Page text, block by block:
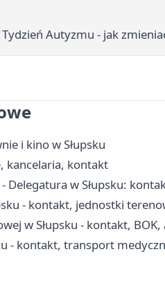
Autyzmu - jak
i kino w Słupsku
kancelaria, kontakt
w Słupsku:
- kontakt, jednostki
w Słupsku - kontakt, BOK,
- kontakt, transport